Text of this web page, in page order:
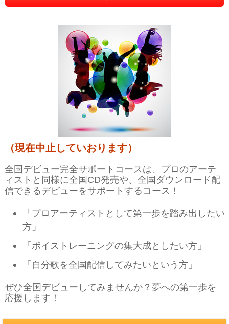
（現在中止していおります）
全国デビュー完全サポートコースは、プロのアーテ
ィストと同様に全国CD発売や、全国ダウンロード配
信できるデビューをサポートするコース！
「プロアーティストとして第一歩を踏み出したい
方」
「ボイストレーニングの集大成としたい方」
「自分歌を全国配信してみたいという方」
ぜひ全国デビューしてみませんか？夢への第一歩を
応援します！